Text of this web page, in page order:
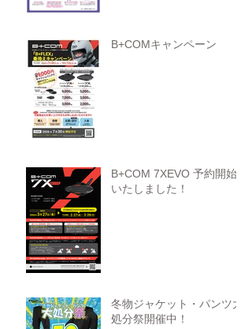
B+COMキャンペーン
B+COM 7XEVO 予約開始
いたしました！
冬物ジャケット・パンツ大
処分祭開催中！